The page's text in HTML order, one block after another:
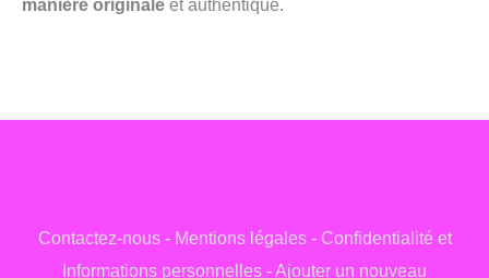
manière originale et authentique.
Contactez-nous- Mentions légales- Confidentialité et
Informations personnelles -Ajouter un nouveau